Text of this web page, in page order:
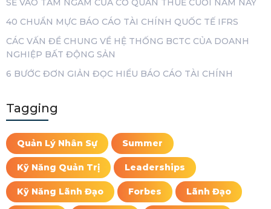
40 CHUẨN MỰC BÁO CÁO TÀI CHÍNH QUỐC TẾ IFRS
CÁC VẤN ĐỀ CHUNG VỀ HỆ THỐNG BCTC CỦA DOANH
NGHIỆP BẤT ĐỘNG SẢN
6 BƯỚC ĐƠN GIẢN ĐỌC HIỂU BÁO CÁO TÀI CHÍNH
Tagging
Quản Lý Nhân Sự Summer
Kỹ Năng Quản Trị Leaderships
Kỹ Năng Lãnh Đạo Forbes Lãnh Đạo